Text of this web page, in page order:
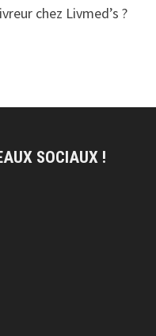
chez Livmed’s ?
SOCIAUX !